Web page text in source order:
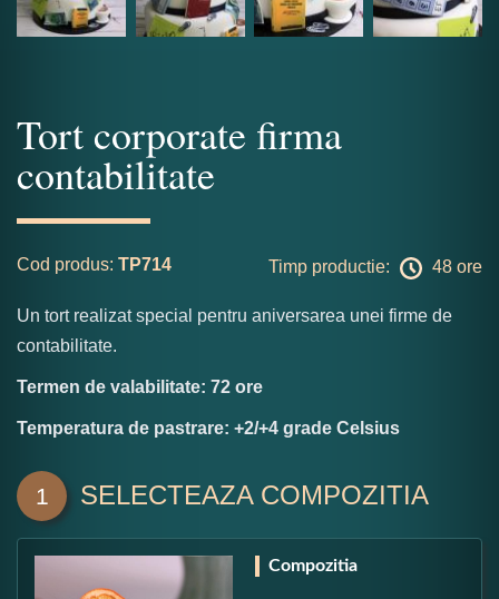
Tort corporate firma
contabilitate
Cod produs: TP714 Timp productie: 48 ore
Un tort realizat special pentru aniversarea unei firme de
contabilitate.
Termen de valabilitate: 72 ore
Temperatura de pastrare: +2/+4 grade Celsius
1 SELECTEAZA COMPOZITIA
Compozitia